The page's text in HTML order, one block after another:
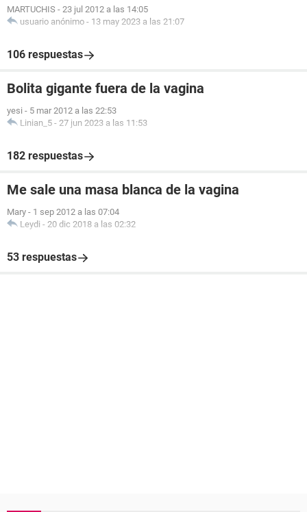
MARTUCHIS - 23 jul 2012 a las 14:05
usuario anónimo - 13 may 2023 a las 21:07
106 respuestas
Bolita gigante fuera de la vagina
yesi - 5 mar 2012 a las 22:53
Linian_5 - 27 jun 2023 a las 11:53
182 respuestas
Me sale una masa blanca de la vagina
Mary - 1 sep 2012 a las 07:04
Leydi - 20 dic 2018 a las 02:32
53 respuestas